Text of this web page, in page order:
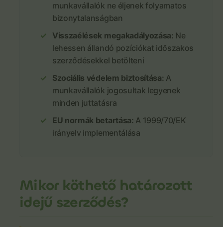
munkavállalók ne éljenek folyamatos
bizonytalanságban
Visszaélések megakadályozása: Ne
lehessen állandó pozíciókat időszakos
szerződésekkel betölteni
Szociális védelem biztosítása: A
munkavállalók jogosultak legyenek
minden juttatásra
EU normák betartása: A 1999/70/EK
irányelv implementálása
Mikor köthető határozott
idejű szerződés?